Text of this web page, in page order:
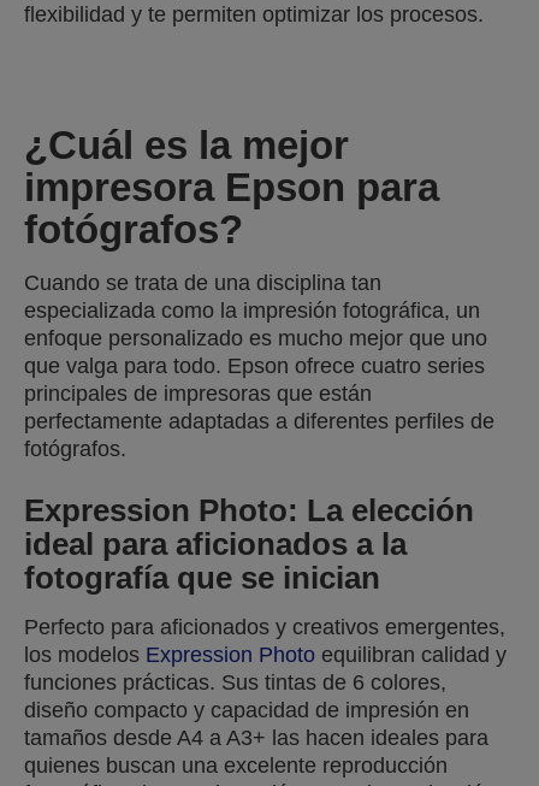
flexibilidad y te permiten optimizar los procesos.
¿Cuál es la mejor
impresora Epson para
fotógrafos?
Cuando se trata de una disciplina tan
especializada como la impresión fotográfica, un
enfoque personalizado es mucho mejor que uno
que valga para todo. Epson ofrece cuatro series
principales de impresoras que están
perfectamente adaptadas a diferentes perfiles de
fotógrafos.
Expression Photo: La elección
ideal para aficionados a la
fotografía que se inician
Perfecto para aficionados y creativos emergentes,
los modelos Expression Photo equilibran calidad y
funciones prácticas. Sus tintas de 6 colores,
diseño compacto y capacidad de impresión en
tamaños desde A4 a A3+ las hacen ideales para
quienes buscan una excelente reproducción